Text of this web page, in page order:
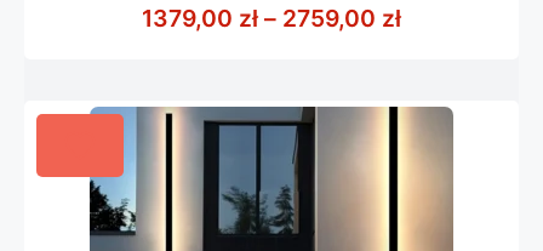
5
1379,00 zł – 2759,00 złZakres cen: